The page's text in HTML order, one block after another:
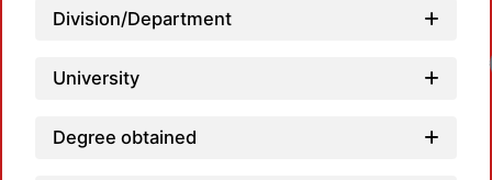
Division/Department
University
Degree obtained